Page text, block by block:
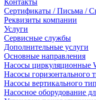
Контакты
Сертификаты / Письма /
Реквизиты компании
Услуги
Сервисные службы
Дополнительные услуги
Основные направления
Насосы циркуляционные
Насосы горизонтального
Насосы вертикального
Насосное оборудование